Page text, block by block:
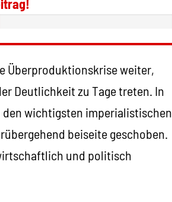
Überproduktionskrise weiter,
Deutlichkeit zu Tage treten. In
den wichtigsten imperialistischen
beiseite geschoben.
und politisch